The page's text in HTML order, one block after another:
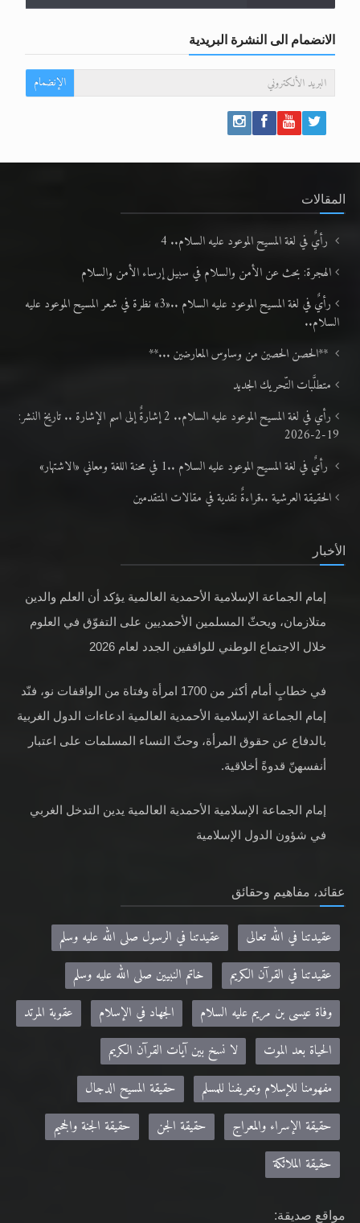
الانضمام الى النشرة البريدية
الإنضمام
المقالات
رأيٌ في لغة المسيح الموعود عليه السلام.. 4
الهجرة: بحث عن الأمن والسلام في سبيل إرساء الأمن والسلام
رأيٌ في لغة المسيح الموعود عليه السلام ..«3» نظرة في شعر المسيح الموعود عليه
السلام..
**الحصن الحصين من وساوس المعارضين ...**
متطلَّبات التّحريك الجديد
رأي في لغة المسيح الموعود عليه السلام.. 2 إشارةٌ إلى اسم الإشارة .. تاريخ النشر:
19-2-2026
رأيٌ في لغة المسيح الموعود عليه السلام ..1 في محنة اللغة ومعاني «الاشتهار»
الحقيقة العرشية ..قراءةٌ نقدية في مقالات المتقدمين
الأخبار
إمام الجماعة الإسلامية الأحمدية العالمية يؤكد أن العلم والدين
متلازمان، ويحثّ المسلمين الأحمديين على التفوّق في العلوم
خلال الاجتماع الوطني للواقفين الجدد لعام 2026
في خطابٍ أمام أكثر من 1700 امرأة وفتاة من الواقفات نو، فنّد
إمام الجماعة الإسلامية الأحمدية العالمية ادعاءات الدول الغربية
بالدفاع عن حقوق المرأة، وحثّ النساء المسلمات على اعتبار
أنفسهنّ قدوةً أخلاقية.
إمام الجماعة الإسلامية الأحمدية العالمية يدين التدخل الغربي
في شؤون الدول الإسلامية
عقائد، مفاهيم وحقائق
عقيدتنا في الله تعالى
عقيدتنا في الرسول صلى الله عليه وسلم
عقيدتنا في القرآن الكريم
خاتم النبيين صلى الله عليه وسلم
وفاة عيسى بن مريم عليه السلام
الجهاد في الإسلام
عقوبة المرتد
الحياة بعد الموت
لا نسخ بين آيات القرآن الكريم
مفهومنا للإسلام وتعريفنا للمسلم
حقيقة المسيح الدجال
حقيقة الإسراء والمعراج
حقيقة الجن
حقيقة الجنة والجحيم
حقيقة الملائكة
مواقع صديقة: